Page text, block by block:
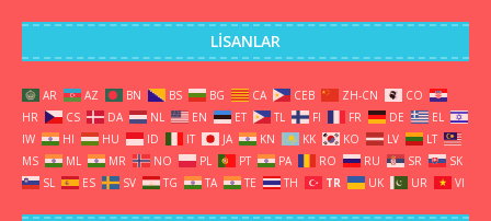
LISANLAR
AR AZ BN BS BG CA CEB ZH-CN
CO
HR
CS DA NL EN ET TL FI FR DE
EL
IW
HI HU ID IT JA KN KK KO LV
LT
MS
ML MR NO PL PT PA RO RU SR
SK
SL
ES SV TG TA TE TH TR UK UR VI